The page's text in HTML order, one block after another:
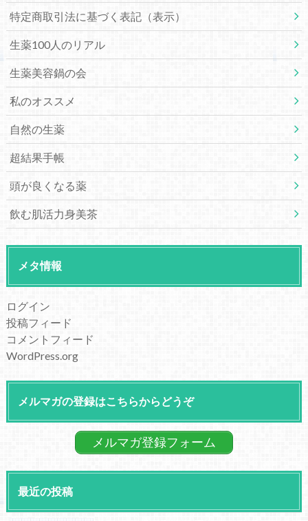
特定商取引法に基づく表記（表示）
生薬100人のリアル
生薬美容鍋の会
私のオススメ
自然の生薬
超結果手帳
頭が良くなる薬
飲む肌活力身美茶
メタ情報
ログイン
投稿フィード
コメントフィード
WordPress.org
メルマガの登録はこちらからどうぞ
メルマガ登録フォーム
最近の投稿